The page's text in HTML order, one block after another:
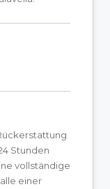
Stunden
vollständige
einer